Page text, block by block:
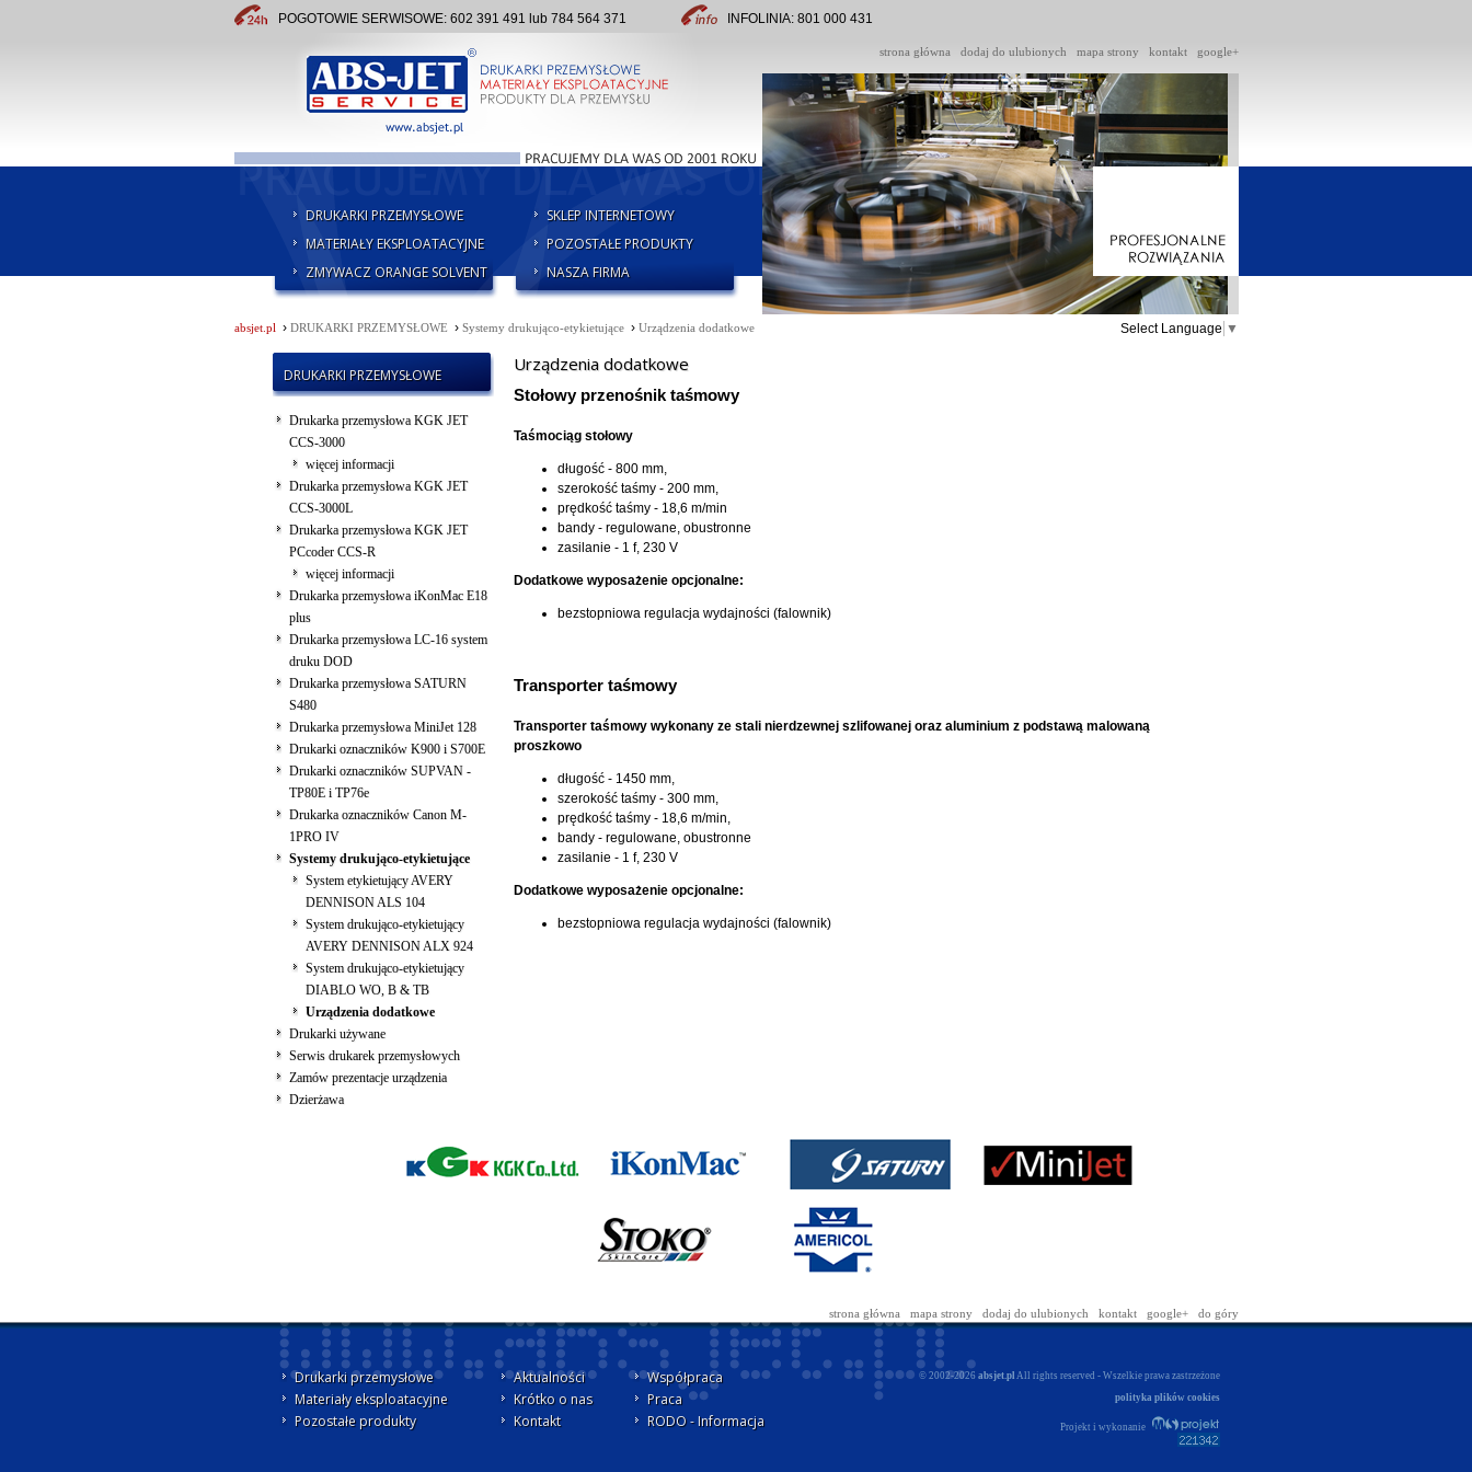
POGOTOWIE SERWISOWE: 602 391 491 lub 784 564 371 INFOLINIA: 801 000 431
DRUKARKI PRZEMYSŁOWE
MATERIAŁY EKSPLOATACYJNE
ZMYWACZ ORANGE SOLVENT
SKLEP INTERNETOWY
POZOSTAŁE PRODUKTY
NASZA FIRMA
strona główna dodaj do ulubionych mapa strony kontakt google+
absjet.pl› DRUKARKI PRZEMYSŁOWE › Systemy drukująco-etykietujące› Urządzenia dodatkowe Select Language ▼
DRUKARKI PRZEMYSŁOWE
Drukarka przemysłowa KGK JET
CCS-3000
więcej informacji
Drukarka przemysłowa KGK JET
CCS-3000L
Drukarka przemysłowa KGK JET
PCcoder CCS-R
więcej informacji
Drukarka przemysłowa iKonMac E18
plus
Drukarka przemysłowa LC-16 system
druku DOD
Drukarka przemysłowa SATURN
S480
Drukarka przemysłowa MiniJet 128
Drukarki oznaczników K900 i S700E
Drukarki oznaczników SUPVAN -
TP80E i TP76e
Drukarka oznaczników Canon M-
1PRO IV
Systemy drukująco-etykietujące
System etykietujący AVERY
DENNISON ALS 104
System drukująco-etykietujący
AVERY DENNISON ALX 924
System drukująco-etykietujący
DIABLO WO, B & TB
Urządzenia dodatkowe
Drukarki używane
Serwis drukarek przemysłowych
Zamów prezentacje urządzenia
Dzierżawa
Urządzenia dodatkowe
Stołowy przenośnik taśmowy
Taśmociąg stołowy
długość - 800 mm,
szerokość taśmy - 200 mm,
prędkość taśmy - 18,6 m/min
bandy - regulowane, obustronne
zasilanie - 1 f, 230 V
Dodatkowe wyposażenie opcjonalne:
bezstopniowa regulacja wydajności (falownik)
Transporter taśmowy
Transporter taśmowy wykonany ze stali nierdzewnej szlifowanej oraz aluminium z podstawą malowaną
proszkowo
długość - 1450 mm,
szerokość taśmy - 300 mm,
prędkość taśmy - 18,6 m/min,
bandy - regulowane, obustronne
zasilanie - 1 f, 230 V
Dodatkowe wyposażenie opcjonalne:
bezstopniowa regulacja wydajności (falownik)
strona główna mapa strony dodaj do ulubionych kontakt google+ do góry
Drukarki przemysłowe
Materiały eksploatacyjne
Pozostałe produkty
Aktualności
Krótko o nas
Kontakt
Współpraca
Praca
RODO - Informacja
© 2002-2026 absjet.pl All rights reserved - Wszelkie prawa zastrzeżone
polityka plików cookies
Projekt i wykonanie